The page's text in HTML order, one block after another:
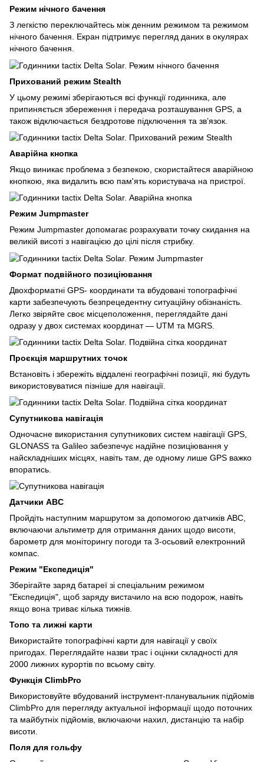
Режим нічного бачення
З легкістю переключайтесь між денним режимом та режимом
нічного бачення. Екран підтримує перегляд даних в окулярах
нічного бачення.
Прихований режим Stealth
У цьому режимі зберігаються всі функції годинника, але
припиняється збереження і передача розташування GPS, а
також відключається бездротове підключення та зв’язок.
Аварійна кнопка
Якщо виникає проблема з безпекою, скористайтеся аварійною
кнопкою, яка видалить всю пам'ять користувача на пристрої.
Режим Jumpmaster
Режим Jumpmaster допомагає розрахувати точку скидання на
великій висоті з навігацією до цілі після стрибку.
Формат подвійного позиціювання
Двохформатні GPS- координати та вбудовані топографічні
карти забезпечують безпрецедентну ситуаційну обізнаність.
Легко звіряйте своє місцеположення, переглядайте дані
одразу у двох системах координат — UTM та MGRS.
Проєкція маршрутних точок
Встановіть і збережіть віддалені географічні позиції, які будуть
використовуватися пізніше для навігації.
Супутникова навігація
Одночасне використання супутникових систем навігації GPS,
GLONASS та Galileo забезпечує надійне позиціювання у
найскладніших місцях, навіть там, де одному лише GPS важко
впоратись.
Датчики ABС
Пройдіть наступним маршрутом за допомогою датчиків ABС,
включаючи альтиметр для отримання даних щодо висоти,
барометр для моніторингу погоди та 3-осьовий електронний
компас.
Режим "Експедиція"
Зберігайте заряд батареї зі спеціальним режимом
"Експедиція", щоб заряду вистачило на всю подорож, навіть
якщо вона триває кілька тижнів.
Топо та лижні карти
Використайте топографічні карти для навігації у своїх
пригодах. Переглядайте назви трас і оцінки складності для
2000 лижних курортів по всьому світу.
Функція ClimbPro
Використовуйте вбудований інструмент-планувальник підйомів
СlimbPro для перегляду актуальної інформації щодо поточних
та майбутніх підйомів, включаючи нахил, дистанцію та набір
висоти.
Поля для гольфу